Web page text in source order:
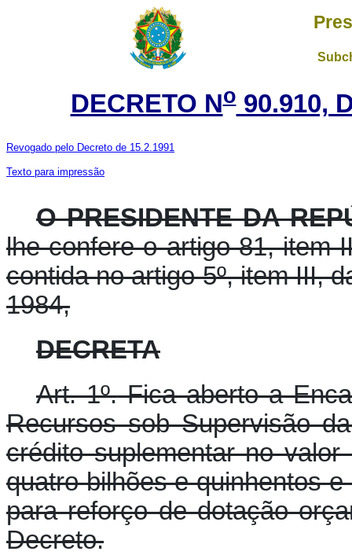
DECRETO No90.910,
Revogado pelo Decreto de 15.2.1991
Texto para impressão
O PRESIDENTE DA
lhe confere o artigo 81, item
contida no artigo 5º, item III,
1984,
DECRETA
Art. 1º.Fica aberto a
Recursos sob Supervisão
crédito suplementar no
quatro bilhões e quinhentos
para reforço de dotação
Decreto.